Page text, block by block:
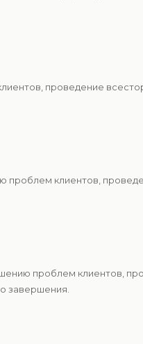
проведение
проблем клиентов,
проблем клиентов,
завершения.